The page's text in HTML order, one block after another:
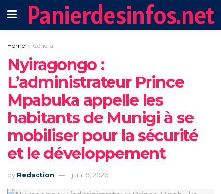
Panierdesinfos.net
Home Général
‎Nyiragongo :
L’administrateur Prince
Mpabuka appelle les
habitants de Munigi à se
mobiliser pour la sécurité
et le développement
by Redaction juin 19, 2026